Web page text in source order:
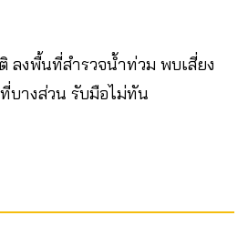
ลงพื้นที่สำรวจน้ำท่วม พบเสี่ยง
บางส่วน รับมือไม่ทัน